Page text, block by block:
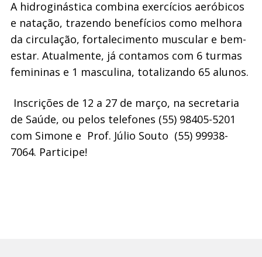
A hidroginástica combina exercícios aeróbicos
e natação, trazendo benefícios como melhora
da circulação, fortalecimento muscular e bem-
estar. Atualmente, já contamos com 6 turmas
femininas e 1 masculina, totalizando 65 alunos.
Inscrições de 12 a 27 de março, na secretaria
de Saúde, ou pelos telefones (55) 98405-5201
com Simone e Prof. Júlio Souto (55) 99938-
7064. Participe!